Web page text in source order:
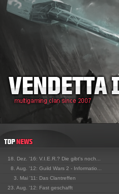
18. Dez. '16: V.I.E.R.? Die gibt's noch...
8. Aug. '12: Guild Wars 2 - Informatio...
3. Mai '11: Das Clantreffen
23. Aug. '12: Fast geschafft